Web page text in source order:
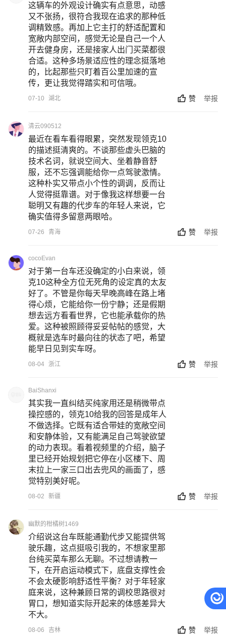
这辆车的外观设计确实有点意思，动感
又不张扬，很符合我现在追求的那种低
调精致感。再加上它主打的舒适配置和
宽敞内部空间，感觉无论是自己一个人
开去健身房，还是接家人出门买菜都很
合适。这种多场景适应性的理念挺落地
的，比起那些只盯着百公里加速的宣
传，更让我觉得踏实和可信哦。
07-10 湖北 赞 举报
清云090512
最近在看车看得眼累，突然发现领克10
的描述挺清爽的。不谈那些虚头巴脑的
技术名词，就说空间大、坐着静音舒
服，还不忘强调能给你一点驾驶激情。
这种朴实又带点小个性的调调，反而让
人觉得挺靠谱。对于像我这样想要一台
聪明又有趣的代步车的年轻人来说，它
确实值得多留意两眼哈。
07-26 青海 赞 举报
cocoEvan
对于第一台车还没确定的小白来说，领
克10这种全方位无死角的设定真的太友
好了。不管是你每天早晚高峰在路上堵
得心烦，它能给你一份宁静；还是假期
想去远方看看世界，它也能承载你的热
爱。这种被照顾得妥妥帖帖的感觉，大
概就是选车时最向往的状态了吧，希望
能早日见到实车呀。
08-04 浙江 赞 举报
BaiShanxi
其实我一直纠结买纯家用还是稍微带点
操控感的，领克10给我的回答是成年人
不做选择。它既有适合带娃的宽敞空间
和安静体验，又有能满足自己驾驶欲望
的动力表现。看着视频里的介绍，脑子
里已经开始规划把它停在小区楼下、周
末拉上一家三口出去兜风的画面了，感
觉特别美好呢。
08-02 新疆 赞 举报
幽默的柑橘树1469
介绍说这台车既能通勤代步又能提供驾
驶乐趣，这点挺吸引我的，不想家里那
台纯买菜车那么无聊。不过想请教一
下，在开启运动模式下，底盘支撑性会
不会太硬影响舒适性平衡？对于年轻家
庭来说，这种兼顾日常的调校思路很对
胃口，想知道实际开起来的体感差异大
不大。
08-06 吉林 赞 举报